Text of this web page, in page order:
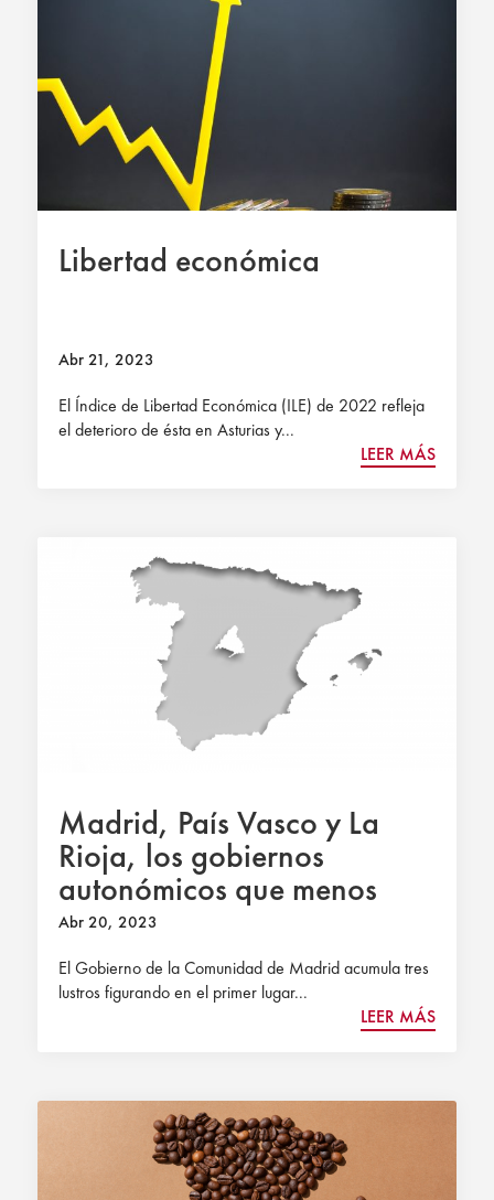
Libertad económica
Abr 21, 2023
El Índice de Libertad Económica (ILE) de 2022 refleja
el deterioro de ésta en Asturias y...
LEER MÁS
Madrid, País Vasco y La
Rioja, los gobiernos
autonómicos que menos
intervienen en la economía
Abr 20, 2023
El Gobierno de la Comunidad de Madrid acumula tres
lustros figurando en el primer lugar...
LEER MÁS